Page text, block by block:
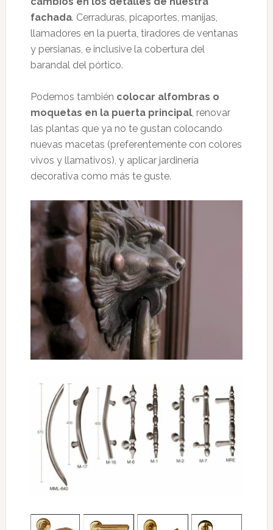
fachada. Cerraduras, picaportes, manijas,
llamadores en la puerta, tiradores de ventanas
y persianas, e inclusive la cobertura del
barandal del pórtico.
Podemos también colocar alfombras o
moquetas en la puerta principal, renovar
las plantas que ya no te gustan colocando
nuevas macetas (preferentemente con colores
vivos y llamativos), y aplicar jardinería
decorativa como más te guste.